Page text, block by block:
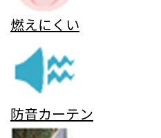
燃えにくい
防音カーテン